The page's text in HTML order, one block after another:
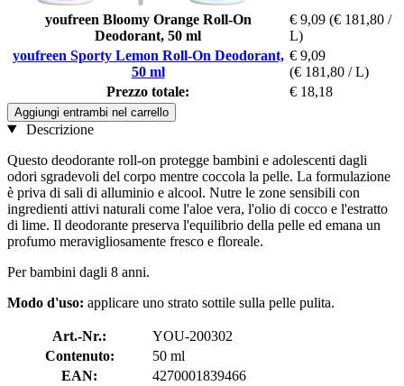
youfreen Bloomy Orange Roll-On
Deodorant, 50 ml
€ 9,09 (€ 181,80 /
L)
youfreen Sporty Lemon Roll-On Deodorant,
50 ml
€ 9,09
(€ 181,80 / L)
Prezzo totale:
€ 18,18
Aggiungi entrambi nel carrello
Descrizione
Questo deodorante roll-on protegge bambini e adolescenti dagli
odori sgradevoli del corpo mentre coccola la pelle. La formulazione
è priva di sali di alluminio e alcool. Nutre le zone sensibili con
ingredienti attivi naturali come l'aloe vera, l'olio di cocco e l'estratto
di lime. Il deodorante preserva l'equilibrio della pelle ed emana un
profumo meravigliosamente fresco e floreale.
Per bambini dagli 8 anni.
Modo d'uso: applicare uno strato sottile sulla pelle pulita.
Art.-Nr.:
YOU-200302
Contenuto:
50 ml
EAN:
4270001839466